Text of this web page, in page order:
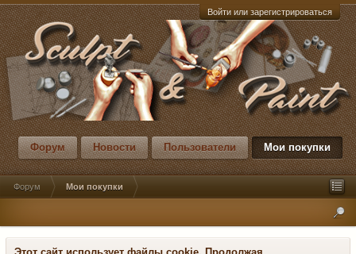
Войти или зарегистрироваться
Форум Новости Пользователи Мои покупки
Форум Мои покупки